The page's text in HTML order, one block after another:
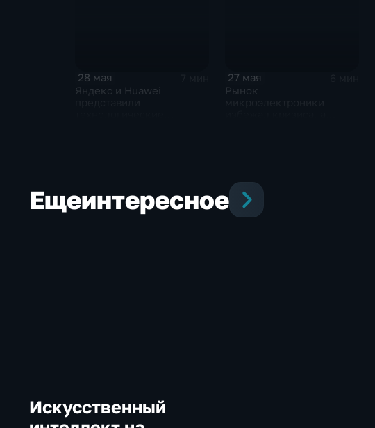
28 мая
Яндекс и Huawei
27 мая
Рынок
Ещеинтересное
Искусственный